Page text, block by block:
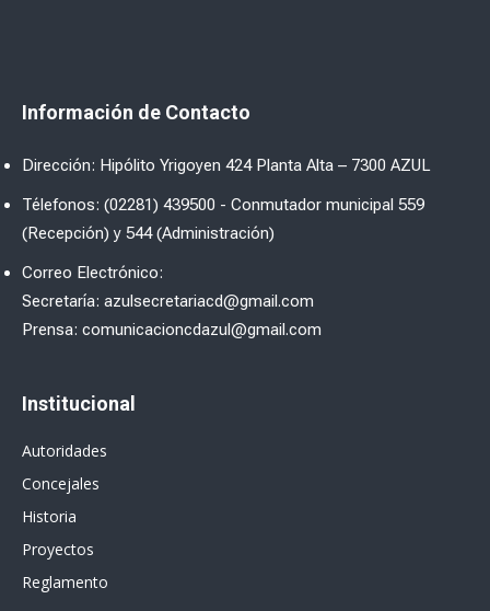
Información de Contacto
Dirección: Hipólito Yrigoyen 424 Planta Alta – 7300 AZUL
Télefonos: (02281) 439500 - Conmutador municipal 559
(Recepción) y 544 (Administración)
Correo Electrónico:
Secretaría: azulsecretariacd@gmail.com
Prensa: comunicacioncdazul@gmail.com
Institucional
Autoridades
Concejales
Historia
Proyectos
Reglamento